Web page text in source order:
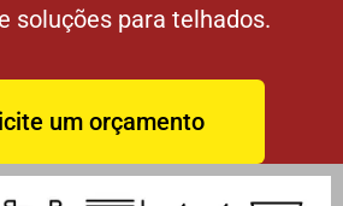
soluções para telhados.
um orçamento